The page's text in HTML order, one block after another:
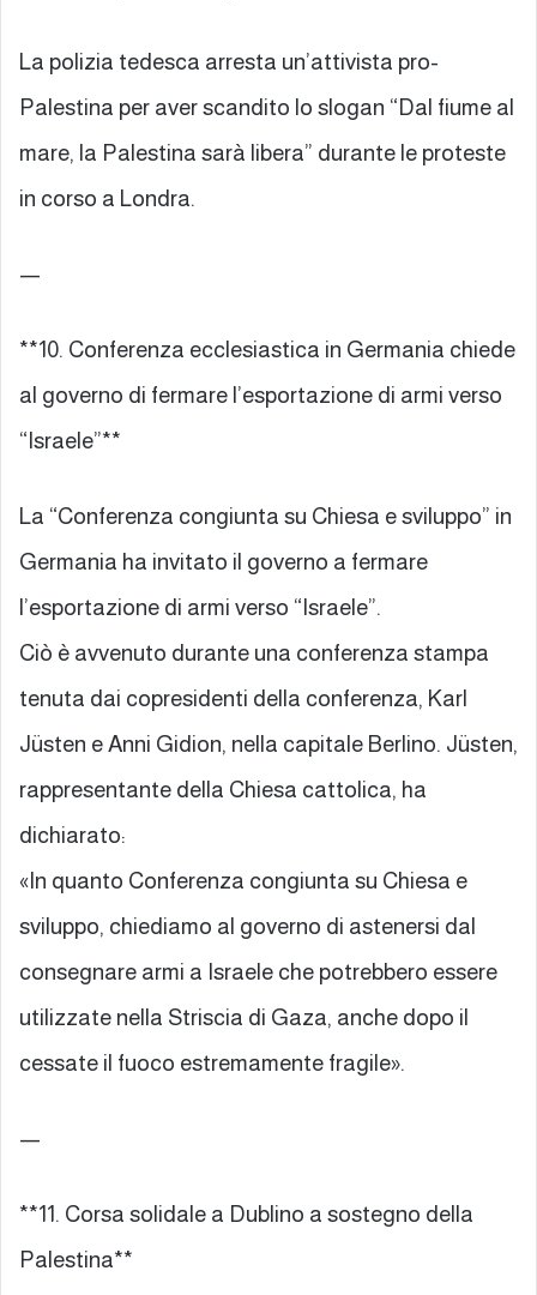
La polizia tedesca arresta un’attivista pro-
Palestina per aver scandito lo slogan “Dal fiume al
mare, la Palestina sarà libera” durante le proteste
in corso a Londra.
—
**10. Conferenza ecclesiastica in Germania chiede
al governo di fermare l’esportazione di armi verso
“Israele”**
La “Conferenza congiunta su Chiesa e sviluppo” in
Germania ha invitato il governo a fermare
l’esportazione di armi verso “Israele”.
Ciò è avvenuto durante una conferenza stampa
tenuta dai copresidenti della conferenza, Karl
Jüsten e Anni Gidion, nella capitale Berlino. Jüsten,
rappresentante della Chiesa cattolica, ha
dichiarato:
«In quanto Conferenza congiunta su Chiesa e
sviluppo, chiediamo al governo di astenersi dal
consegnare armi a Israele che potrebbero essere
utilizzate nella Striscia di Gaza, anche dopo il
cessate il fuoco estremamente fragile».
—
**11. Corsa solidale a Dublino a sostegno della
Palestina**